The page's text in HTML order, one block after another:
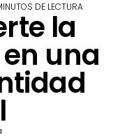
DE LECTURA
la
una